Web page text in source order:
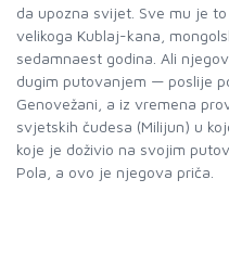
da upozna svijet. Sve mu je
velikoga Kublaj-kana,
sedamnaest godina. Ali
dugim putovanjem — poslije
Genovežani, a iz vremena
svjetskih čudesa (Milijun) u
koje je doživio na svojim
Pola, a ovo je njegova priča.